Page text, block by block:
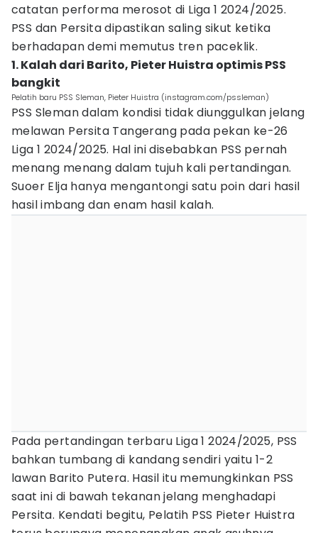
catatan performa merosot di Liga 1 2024/2025.
PSS dan Persita dipastikan saling sikut ketika
berhadapan demi memutus tren paceklik.
1. Kalah dari Barito, Pieter Huistra optimis PSS
bangkit
Pelatih baru PSS Sleman, Pieter Huistra (instagram.com/pssleman)
PSS Sleman dalam kondisi tidak diunggulkan jelang
melawan Persita Tangerang pada pekan ke-26
Liga 1 2024/2025. Hal ini disebabkan PSS pernah
menang menang dalam tujuh kali pertandingan.
Suoer Elja hanya mengantongi satu poin dari hasil
hasil imbang dan enam hasil kalah.
Pada pertandingan terbaru Liga 1 2024/2025, PSS
bahkan tumbang di kandang sendiri yaitu 1-2
lawan Barito Putera. Hasil itu memungkinkan PSS
saat ini di bawah tekanan jelang menghadapi
Persita. Kendati begitu, Pelatih PSS Pieter Huistra